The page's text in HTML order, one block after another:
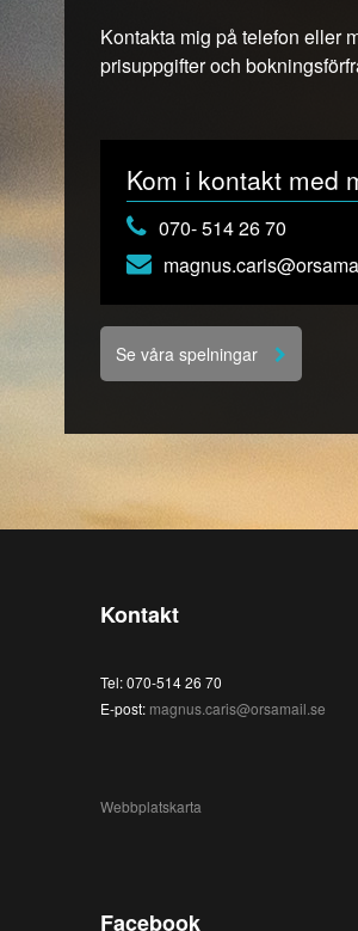
Kontakta mig på telefon eller
prisuppgifter och
Kom i kontakt med
070- 514 26 70
Se våra spelningar
Kontakt
Tel: 070-514 26 70
E-post: magnus.caris@orsamail.se
Webbplatskarta
Facebook